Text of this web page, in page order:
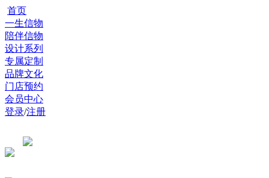
首页
一生信物
陪伴信物
设计系列
专属定制
品牌文化
门店预约
会员中心
登录/注册